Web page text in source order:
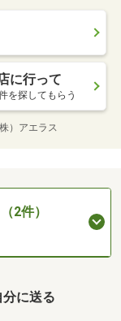
に行って
を探してもらう
）アエラス
2件）
に送る